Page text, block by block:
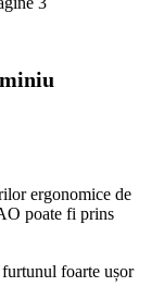
ergonomice de
poate fi prins
foarte ușor